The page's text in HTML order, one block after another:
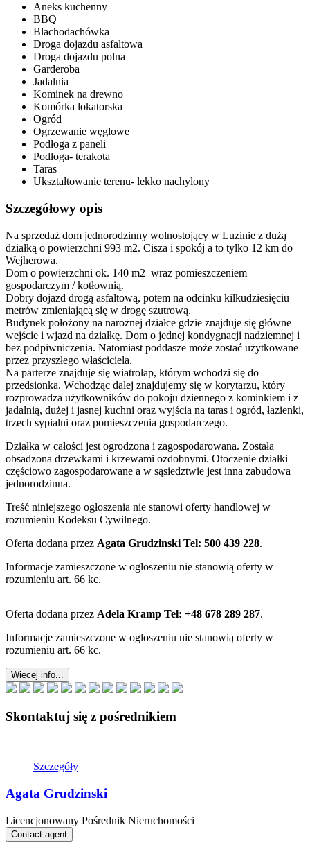
Aneks kuchenny
BBQ
Blachodachówka
Droga dojazdu asfaltowa
Droga dojazdu polna
Garderoba
Jadalnia
Kominek na drewno
Komórka lokatorska
Ogród
Ogrzewanie węglowe
Podłoga z paneli
Podłoga- terakota
Taras
Ukształtowanie terenu- lekko nachylony
Szczegółowy opis
Na sprzedaż dom jednorodzinny wolnostojący w Luzinie z dużą
działką o powierzchni 993 m2. Cisza i spokój a to tylko 12 km do
Wejherowa.
Dom o powierzchni ok. 140 m2 wraz pomieszczeniem
gospodarczym / kotłownią.
Dobry dojazd drogą asfaltową, potem na odcinku kilkudziesięciu
metrów zmieniającą się w drogę szutrową.
Budynek położony na narożnej działce gdzie znajduje się główne
wejście i wjazd na działkę. Dom o jednej kondygnacji nadziemnej i
bez podpiwniczenia. Natomiast poddasze może zostać użytkowane
przez przyszłego właściciela.
Na parterze znajduje się wiatrołap, którym wchodzi się do
przedsionka. Wchodząc dalej znajdujemy się w korytarzu, który
rozprowadza użytkowników do pokoju dziennego z kominkiem i z
jadalnią, dużej i jasnej kuchni oraz wyjścia na taras i ogród, łazienki,
trzech sypialni oraz pomieszczenia gospodarczego.
Działka w całości jest ogrodzona i zagospodarowana. Została
obsadzona drzewkami i krzewami ozdobnymi. Otoczenie działki
częściowo zagospodarowane a w sąsiedztwie jest inna zabudowa
jednorodzinna.
Treść niniejszego ogłoszenia nie stanowi oferty handlowej w
rozumieniu Kodeksu Cywilnego.
Oferta dodana przez Agata Grudzinski Tel: 500 439 228.
Informacje zamieszczone w ogloszeniu nie stanowią oferty w
rozumieniu art. 66 kc.
Oferta dodana przez Adela Kramp Tel: +48 678 289 287.
Informacje zamieszczone w ogloszeniu nie stanowią oferty w
rozumieniu art. 66 kc.
Wiecej info...
Skontaktuj się z pośrednikiem
Szczegóły
Agata Grudzinski
Licencjonowany Pośrednik Nieruchomości
Contact agent